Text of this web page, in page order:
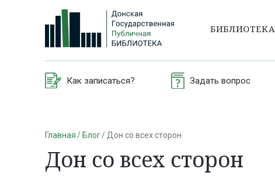
БИБЛИОТЕКА
Как записаться? Задать вопрос
Главная Блог Дон со всех сторон
Дон со всех сторон